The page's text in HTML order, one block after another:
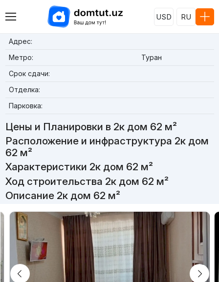
USD RU
Адрес:
Метро:
Туран
Срок сдачи:
Отделка:
Парковка:
Цены и Планировки в 2к дом 62 м²
Расположение и инфраструктура 2к дом
62 м²
Характеристики 2к дом 62 м²
Ход строительства 2к дом 62 м²
Описание 2к дом 62 м²